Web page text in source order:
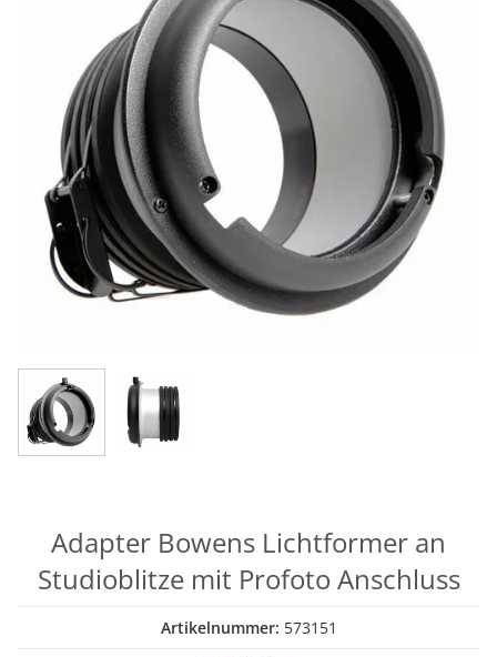
Adapter Bowens Lichtformer an
Studioblitze mit Profoto Anschluss
Artikelnummer: 573151